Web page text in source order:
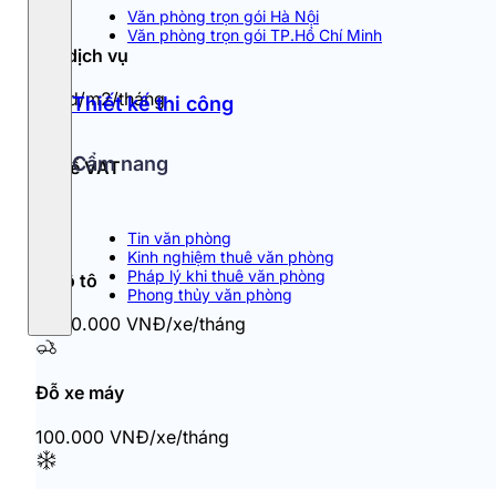
Văn phòng trọn gói Hà Nội
Văn phòng trọn gói TP.Hồ Chí Minh
Thiết kế thi công
Cẩm nang
Tin văn phòng
Kinh nghiệm thuê văn phòng
Pháp lý khi thuê văn phòng
Phong thủy văn phòng
Phí dịch vụ
1 usd/m2/tháng
Thuế VAT
Đỗ ô tô
1.800.000 VNĐ/xe/tháng
Đỗ xe máy
100.000 VNĐ/xe/tháng